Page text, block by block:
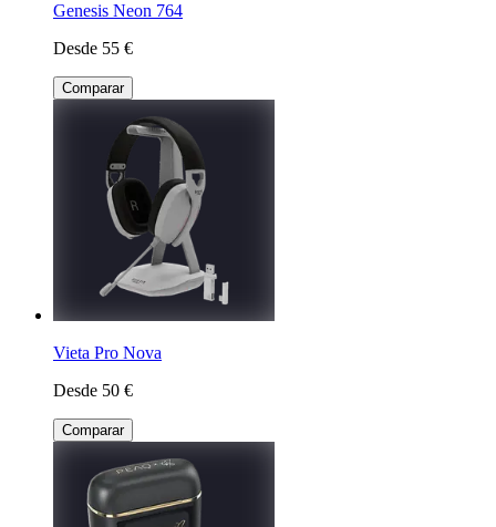
Genesis Neon 764
Desde 55 €
Comparar
Vieta Pro Nova
Desde 50 €
Comparar